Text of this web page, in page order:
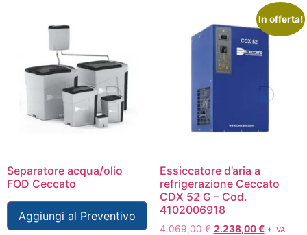
Separatore acqua/olio
FOD Ceccato
Aggiungi al Preventivo
In offerta!
Essiccatore d’aria a
refrigerazione Ceccato
CDX 52 G – Cod.
4102006918
4.069,00€ 2.238,00€ + IVA